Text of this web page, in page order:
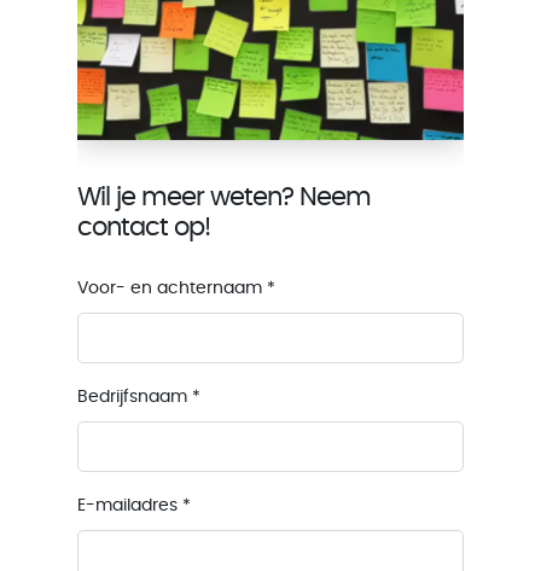
Wil je meer weten? Neem
contact op!
Voor- en achternaam *
Bedrijfsnaam *
E-mailadres *